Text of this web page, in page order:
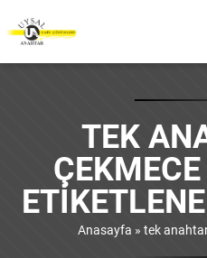
TEK
Anasayfa » tek